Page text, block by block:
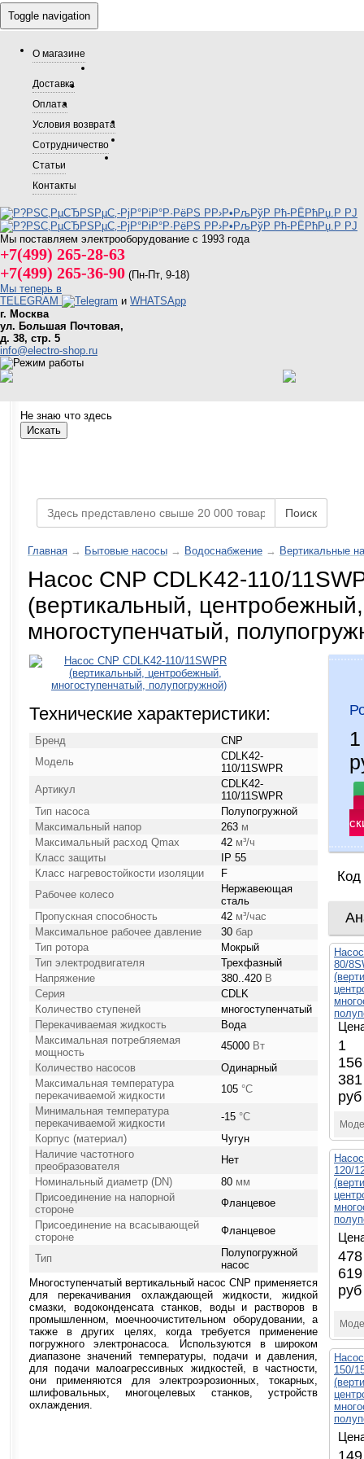
Toggle navigation
О магазине
Доставка
Оплата
Условия возврата
Сотрудничество
Статьи
Контакты
Мы поставляем электрооборудование с 1993 года
+7(499) 265-28-63
+7(499) 265-36-90 (Пн-Пт‚ 9-18)
Мы теперь в
TELEGRAM
и WHATSApp
г. Москва
ул. Большая Почтовая,
д. 38, стр. 5
info@electro-shop.ru
Не знаю что здесь
Искать
Поиск
Главная → Бытовые насосы → Водоснабжение → Вертикальные
Насос CNP CDLK42-110/
(вертикальный, центробежный,
многоступенчатый,
Технические характеристики:
Бренд
CNP
Модель
CDLK42-
110/11SWPR
Артикул
CDLK42-
110/11SWPR
Тип насоса
Полупогружной
Максимальный напор
263 м
Максимальный расход Qmax
42 м³/ч
Класс защиты
IP 55
Класс нагревостойкости изоляции
F
Рабочее колесо
Нержавеющая
сталь
Пропускная способность
42 м³/час
Максимальное рабочее давление
30 бар
Тип ротора
Мокрый
Тип электродвигателя
Трехфазный
Напряжение
380..420 В
Серия
CDLK
Количество ступеней
многоступенчатый
Перекачиваемая жидкость
Вода
Максимальная потребляемая
мощность
45000 Вт
Количество насосов
Одинарный
Максимальная температура
перекачиваемой жидкости
105 °С
Минимальная температура
перекачиваемой жидкости
-15 °С
Корпус (материал)
Чугун
Наличие частотного
преобразователя
Нет
Номинальный диаметр (DN)
80 мм
Присоединение на напорной
стороне
Фланцевое
Присоединение на всасывающей
стороне
Фланцевое
Тип
Полупогружной
насос
Многоступенчатый вертикальный насос CNP применяется
для перекачивания охлаждающей жидкости, жидкой
смазки, водоконденсата станков, воды и растворов в
промышленном, моечноочистительном оборудовании, а
также в других целях, когда требуется применение
погружного электронасоса. Используются в широком
диапазоне значений температуры, подачи и давления,
для подачи малоагрессивных жидкостей, в частности,
они применяются для электроэрозионных, токарных,
шлифовальных, многоцелевых станков, устройств
охлаждения.
80/
1
156
381
руб
120/
478
619
руб
150/
149